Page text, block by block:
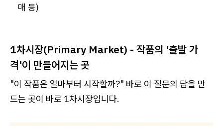
매 등)
1차시장(Primary Market) - 작품의 '출발 가
격'이 만들어지는 곳
"이 작품은 얼마부터 시작할까?" 바로 이 질문의 답을 만
드는 곳이 바로 1차시장입니다.